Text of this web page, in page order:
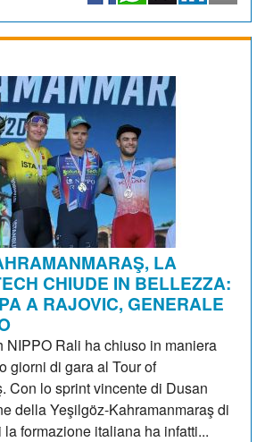
LA
CHIUDE IN BELLEZZA:
A RAJOVIC, GENERALE
NIPPO Rali ha chiuso in maniera
giorni di gara al Tour of
Con lo sprint vincente di Dusan
della Yeşilgöz-Kahramanmaraş di
formazione italiana ha infatti...